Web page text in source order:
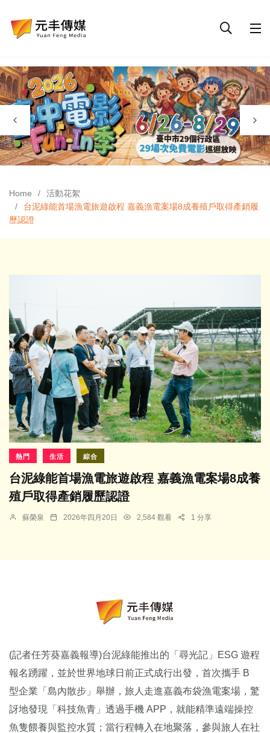
Home
活動花絮
台泥綠能首場漁電旅遊啟程 嘉義漁電案場8成養殖戶取得產銷履
歷認證
熱門 生活 綜合
台泥綠能首場漁電旅遊啟程 嘉義漁電案場8成養
殖戶取得產銷履歷認證
蘇榮泉 2026年四月20日 2,584 觀看 1 分享
(記者任芳葵嘉義報導)台泥綠能推出的「尋光記」ESG 遊程
報名踴躍，並於世界地球日前正式成行出發，首次攜手 B
型企業「島內散步」舉辦，旅人走進嘉義布袋漁電案場，驚
訝地發現「科技魚青」透過手機 APP，就能精準遠端操控
魚隻餵養與監控水質；當行程轉入在地聚落，參與旅人在社